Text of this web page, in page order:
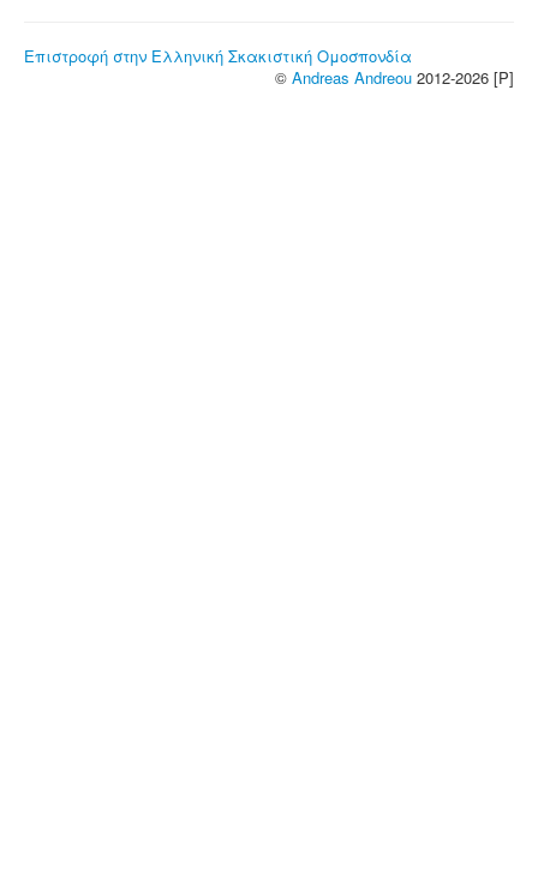
Επιστροφή στην Ελληνική Σκακιστική Ομοσπονδία
© Andreas Andreou 2012-2026 [P]